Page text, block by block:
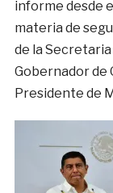
informe desde
materia de
de la
Gobernador de
Presidente de